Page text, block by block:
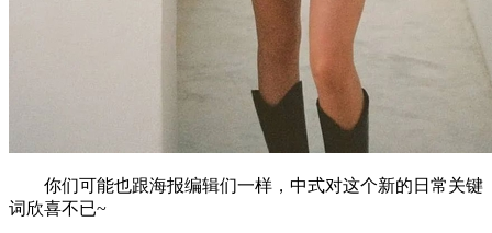
你们可能也跟海报编辑们一样，中式对这个新的日常关键
词欣喜不已~